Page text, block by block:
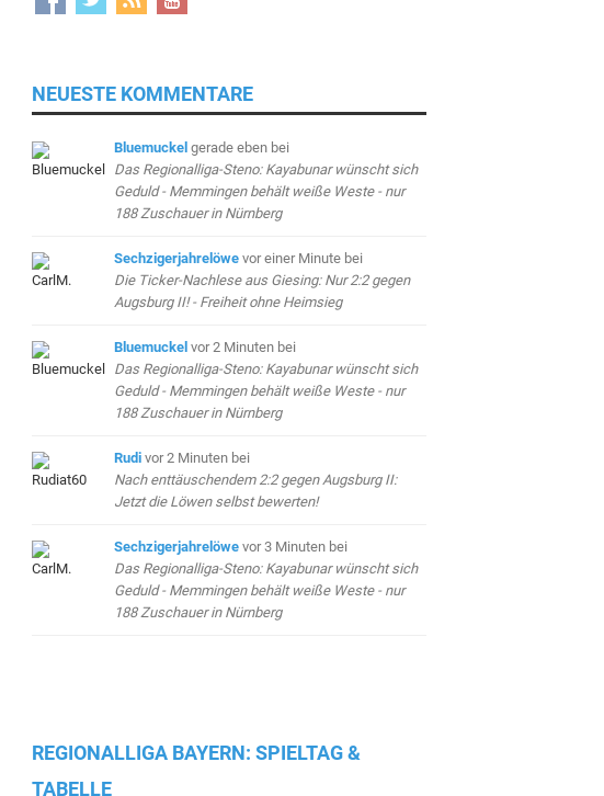
NEUESTE KOMMENTARE
Bluemuckel gerade ebenbei
Das Regionalliga-Steno: Kayabunar wünscht sich
Geduld - Memmingen behält weiße Weste - nur
188 Zuschauer in Nürnberg
Sechzigerjahrelöwe vor einer Minutebei
Die Ticker-Nachlese aus Giesing: Nur 2:2 gegen
Augsburg II! - Freiheit ohne Heimsieg
Bluemuckel vor 2 Minuten bei
Das Regionalliga-Steno: Kayabunar wünscht sich
Geduld - Memmingen behält weiße Weste - nur
188 Zuschauer in Nürnberg
Rudi vor 2 Minuten bei
Nach enttäuschendem 2:2 gegen Augsburg II:
Jetzt die Löwen selbst bewerten!
Sechzigerjahrelöwe vor 3 Minuten bei
Das Regionalliga-Steno: Kayabunar wünscht sich
Geduld - Memmingen behält weiße Weste - nur
188 Zuschauer in Nürnberg
REGIONALLIGA BAYERN: SPIELTAG &
TABELLE